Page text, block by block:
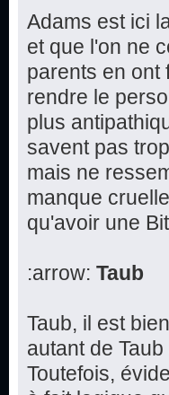
Adams est ici
et que l'on ne
parents en ont
rendre le
plus
savent pas
mais ne
manque
qu'avoir une
:arrow: Taub
Taub, il est
autant de
Toutefois,